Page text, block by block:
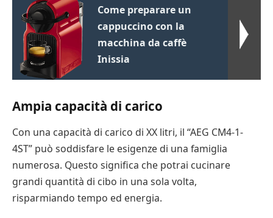
Come preparare un
cappuccino con la
macchina da caffè
Inissia
Ampia capacità di carico
Con una capacità di carico di XX litri, il “AEG CM4-1-
4ST” può soddisfare le esigenze di una famiglia
numerosa. Questo significa che potrai cucinare
grandi quantità di cibo in una sola volta,
risparmiando tempo ed energia.